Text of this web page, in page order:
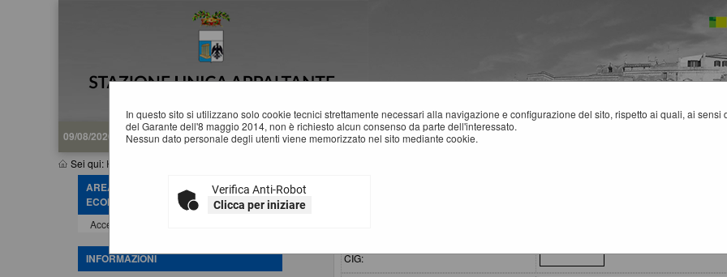
09/08/2026 15:22
Sei qui: Home
In questo sito si utilizzano solo cookie tecnici strettamente necessari alla navigazione e configurazione del sito, rispetto ai quali, ai
del Garante dell'8 maggio 2014, non è richiesto alcun consenso da parte dell'interessato.
Nessun dato personale degli utenti viene memorizzato nel sito mediante cookie.
Verifica Anti-Robot
Clicca per iniziare
AREA RISERVATA OPERATORE
ECONOMICO
Accedi - Registrati
INFORMAZIONI
CIG: